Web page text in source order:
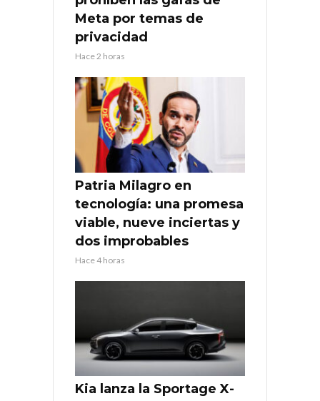
Meta por temas de
privacidad
Hace 2 horas
Patria Milagro en
tecnología: una promesa
viable, nueve inciertas y
dos improbables
Hace 4 horas
Kia lanza la Sportage X-